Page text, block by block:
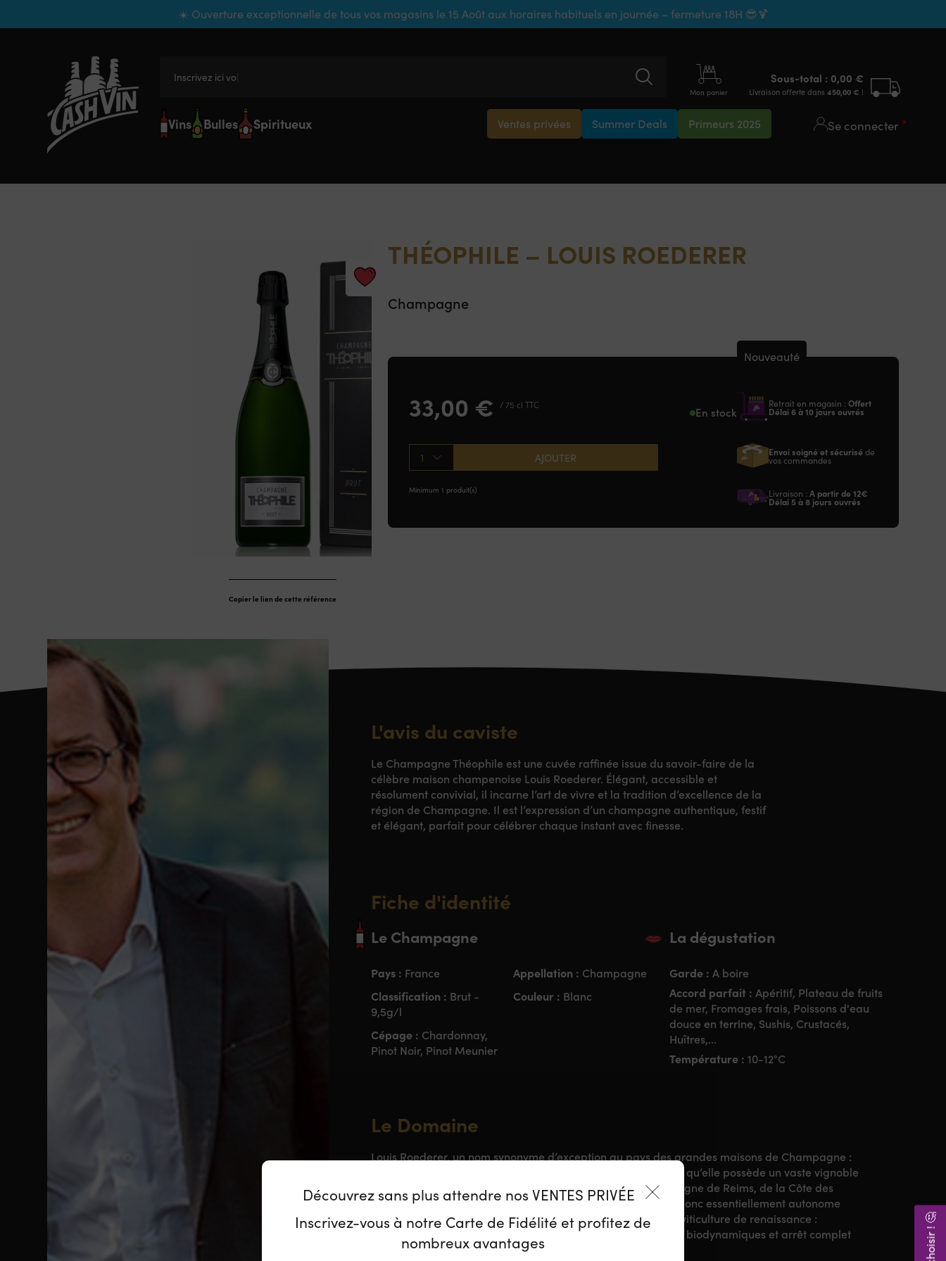
☀️ Ouverture exceptionnelle de tous vos magasins le 15 Août aux horaires habituels en journée – fermeture 18H 😎🍹
Inscrivez ici votre
Mon panier
Sous-total : 0,00 €
Livraison offerte dans 450,00 € !
Vins Bulles Spiritueux Ventes privées Summer Deals Primeurs 2025 Se connecter
Copier le lien de cette référence
THÉOPHILE – LOUIS ROEDERER
Champagne
33,00 € / 75 cl TTC En stock
1 AJOUTER
Minimum 1 produit(s)
Nouveauté
Retrait en magasin : Offert
Délai 6 à 10 jours ouvrés
Envoi soigné et sécurisé de
vos commandes
Livraison : A partir de 12€
Délai 5 à 8 jours ouvrés
L'avis du caviste
Le Champagne Théophile est une cuvée raffinée issue du savoir-faire de la
célèbre maison champenoise Louis Roederer. Élégant, accessible et
résolument convivial, il incarne l’art de vivre et la tradition d’excellence de la
région de Champagne. Il est l’expression d’un champagne authentique, festif
et élégant, parfait pour célébrer chaque instant avec finesse.
Fiche d'identité
Le Champagne
Pays : France Appellation : Champagne
Classification : Brut -
9,5g/l
Couleur : Blanc
Cépage : Chardonnay,
Pinot Noir, Pinot Meunier
La dégustation
Garde : A boire
Accord parfait : Apéritif, Plateau de fruits
de mer, Fromages frais, Poissons d'eau
douce en terrine, Sushis, Crustacés,
Huîtres,...
Température : 10-12°C
Le Domaine
Louis Roederer, un nom synonyme d’exception au pays des grandes maisons de Champagne :
d’abord parce que celle-ci est restée familiale, ensuite parce qu’elle possède un vaste vignoble
– 240 hectares dans les Grands et Premiers Crus de la Montagne de Reims, de la Côte des
Blancs et de la Vallée de la Marne. L’approvisionnement est donc essentiellement autonome
chez Louis Roederer. Une place majeure est accordée à une viticulture de renaissance :
sélections massales, taille douce, jachères longues, composts biodynamiques et arrêt complet
des herbicides depuis 2021.
Découvrez sans plus attendre nos VENTES PRIVÉES
Inscrivez-vous à notre Carte de Fidélité et profitez de
nombreux avantages